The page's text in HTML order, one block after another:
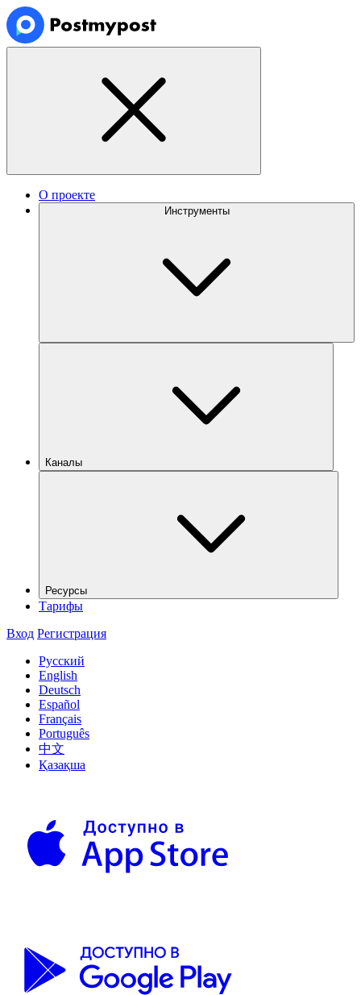
О проекте
Инструменты
Каналы
Ресурсы
Тарифы
Вход Регистрация
Русский
English
Deutsch
Español
Français
Português
中文
Қазақша